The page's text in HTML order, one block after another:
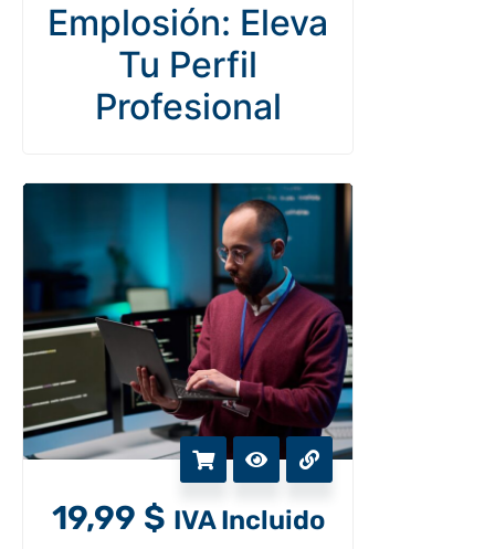
Emplosión: Eleva
Tu Perfil
Profesional
19,99 $ IVA Incluido